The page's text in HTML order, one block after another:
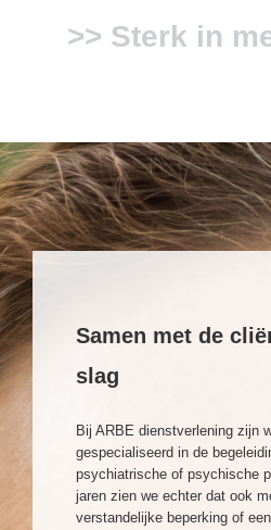
>> Sterk in
Samen met de
slag
Bij ARBE dienstverlening zijn
gespecialiseerd in de
psychiatrische of psychische
jaren zien we echter dat ook
verstandelijke beperking of